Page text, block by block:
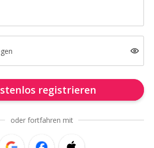
registrieren
oder fortfahren mit